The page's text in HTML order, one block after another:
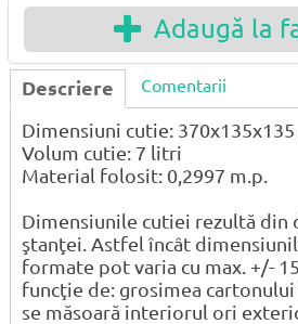
Adaugă la
Descriere Comentarii
Dimensiuni cutie: 370x135x135
Volum cutie: 7 litri
Material folosit: 0,2997 m.p.
Dimensiunile cutiei rezultă din
ştanţei. Astfel încât
formate pot varia cu max. +/-
funcţie de: grosimea
se măsoară interiorul ori